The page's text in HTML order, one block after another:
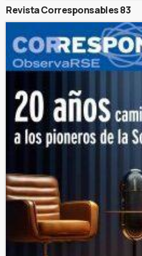
Revista Corresponsables 83